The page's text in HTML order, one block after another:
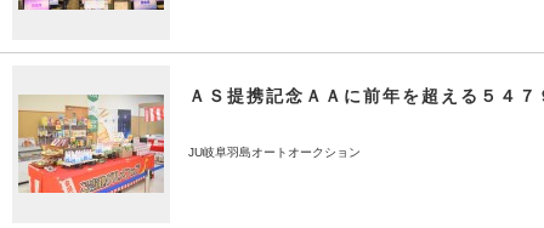
ＡＳ提携記念ＡＡに前年を超える５４７
JU岐阜羽島オートオークション